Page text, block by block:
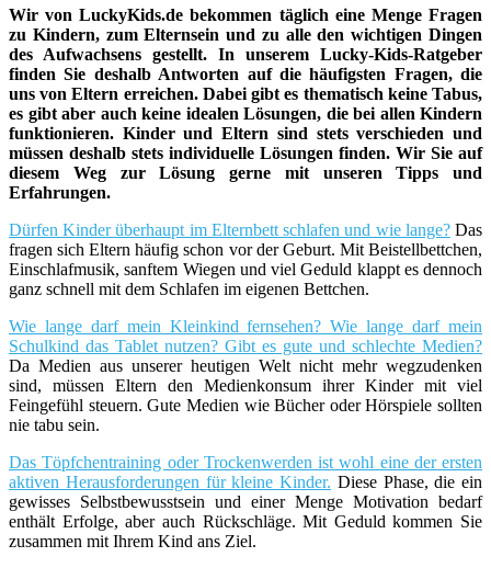
Wir von LuckyKids.de bekommen täglich eine Menge Fragen
zu Kindern, zum Elternsein und zu alle den wichtigen Dingen
des Aufwachsens gestellt. In unserem Lucky-Kids-Ratgeber
finden Sie deshalb Antworten auf die häufigsten Fragen, die
uns von Eltern erreichen. Dabei gibt es thematisch keine Tabus,
es gibt aber auch keine idealen Lösungen, die bei allen Kindern
funktionieren. Kinder und Eltern sind stets verschieden und
müssen deshalb stets individuelle Lösungen finden. Wir Sie auf
diesem Weg zur Lösung gerne mit unseren Tipps und
Erfahrungen.
Dürfen Kinder überhaupt im Elternbett schlafen und wie lange?Das
fragen sich Eltern häufig schon vor der Geburt. Mit Beistellbettchen,
Einschlafmusik, sanftem Wiegen und viel Geduld klappt es dennoch
ganz schnell mit dem Schlafen im eigenen Bettchen.
Wie lange darf mein Kleinkind fernsehen? Wie lange darf mein
Schulkind das Tablet nutzen? Gibt es gute und schlechte Medien?
Da Medien aus unserer heutigen Welt nicht mehr wegzudenken
sind, müssen Eltern den Medienkonsum ihrer Kinder mit viel
Feingefühl steuern. Gute Medien wie Bücher oder Hörspiele sollten
nie tabu sein.
Das Töpfchentraining oder Trockenwerden ist wohl eine der ersten
aktiven Herausforderungen für kleine Kinder. Diese Phase, die ein
gewisses Selbstbewusstsein und einer Menge Motivation bedarf
enthält Erfolge, aber auch Rückschläge. Mit Geduld kommen Sie
zusammen mit Ihrem Kind ans Ziel.